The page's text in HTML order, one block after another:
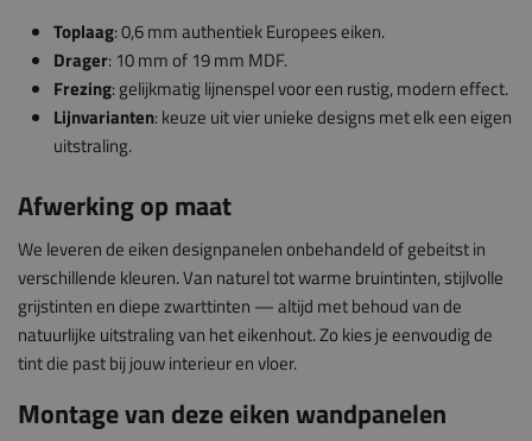
Toplaag: 0,6 mm authentiek Europees eiken.
Drager: 10 mm of 19 mm MDF.
Frezing: gelijkmatig lijnenspel voor een rustig, modern effect.
Lijnvarianten: keuze uit vier unieke designs met elk een eigen
uitstraling.
Afwerking op maat
We leveren de eiken designpanelen onbehandeld of gebeitst in
verschillende kleuren. Van naturel tot warme bruintinten, stijlvolle
grijstinten en diepe zwarttinten — altijd met behoud van de
natuurlijke uitstraling van het eikenhout. Zo kies je eenvoudig de
tint die past bij jouw interieur en vloer.
Montage van deze eiken wandpanelen